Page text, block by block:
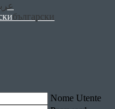
български
Nome Utente